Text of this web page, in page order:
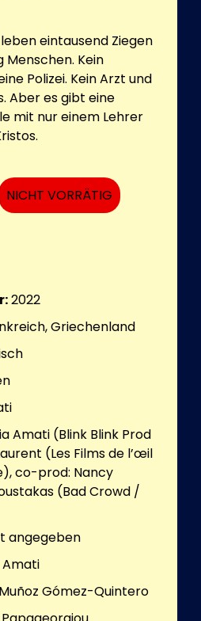
eintausend Ziegen
Menschen. Kein
Polizei. Kein Arzt und
Aber es gibt eine
mit nur einem Lehrer
NICHT VORRÄTIG
2022
Griechenland
Amati (Blink Blink Prod
(Les Films de l’œil
co-prod: Nancy
(Bad Crowd /
angegeben
Amati
Gómez-Quintero